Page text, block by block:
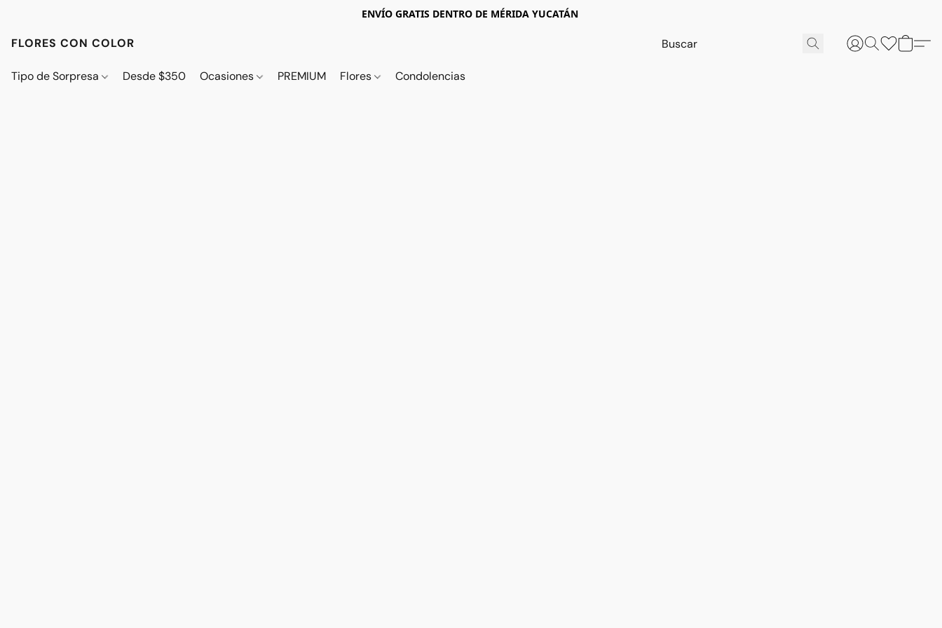
ENVÍO GRATIS DENTRO DE MÉRIDA YUCATÁN
FLORES CON COLOR
Tipo de Sorpresa Desde $350 Ocasiones PREMIUM Flores Condolencias